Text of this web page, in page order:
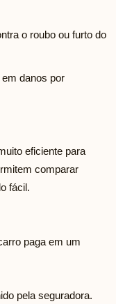
o roubo ou furto do
danos por
eficiente para
comparar
fácil.
paga em um
pela seguradora.